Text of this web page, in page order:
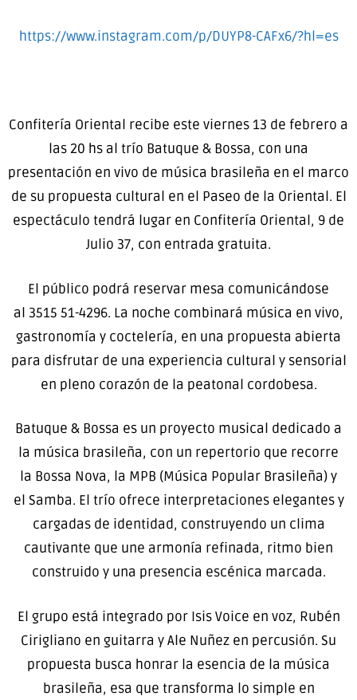
https://www.instagram.com/p/DUYP8-CAFx6/?hl=es
Confitería Oriental recibe este viernes 13 de febrero a
las 20 hs al trío Batuque & Bossa, con una
presentación en vivo de música brasileña en el marco
de su propuesta cultural en el Paseo de la Oriental. El
espectáculo tendrá lugar en Confitería Oriental, 9 de
Julio 37, con entrada gratuita.
El público podrá reservar mesa comunicándose
al 3515 51-4296. La noche combinará música en vivo,
gastronomía y coctelería, en una propuesta abierta
para disfrutar de una experiencia cultural y sensorial
en pleno corazón de la peatonal cordobesa.
Batuque & Bossa es un proyecto musical dedicado a
la música brasileña, con un repertorio que recorre
la Bossa Nova, la MPB (Música Popular Brasileña) y
el Samba. El trío ofrece interpretaciones elegantes y
cargadas de identidad, construyendo un clima
cautivante que une armonía refinada, ritmo bien
construido y una presencia escénica marcada.
El grupo está integrado por Isis Voice en voz, Rubén
Cirigliano en guitarra y Ale Nuñez en percusión. Su
propuesta busca honrar la esencia de la música
brasileña, esa que transforma lo simple en